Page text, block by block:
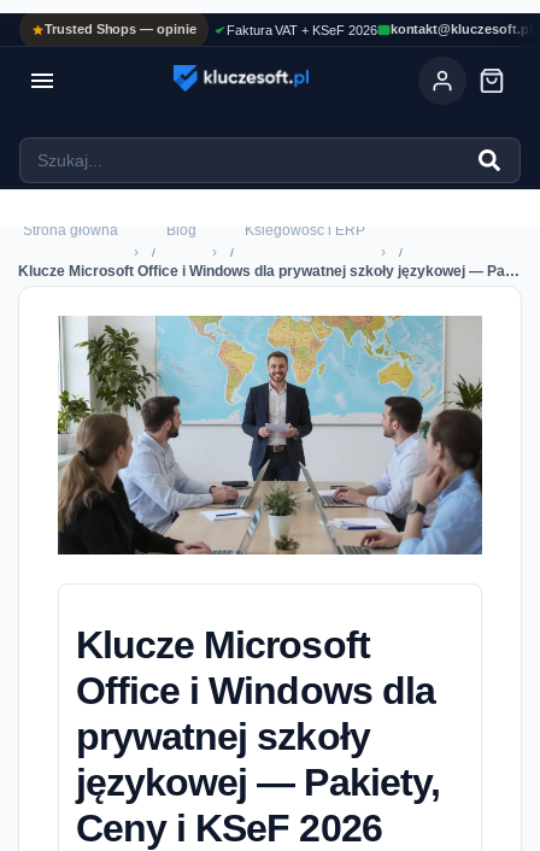
Trusted Shops — opinie Faktura VAT + KSeF 2026 kontakt@kluczesoft.pl

Strona główna
›
Blog
›
Ksiegowosc i ERP
›
Klucze Microsoft Office i Windows dla prywatnej szkoły językowej — Pakiety, Ceny i KSeF 2026
Klucze Microsoft
Office i Windows dla
prywatnej szkoły
językowej — Pakiety,
Ceny i KSeF 2026
ASYSTENT AI